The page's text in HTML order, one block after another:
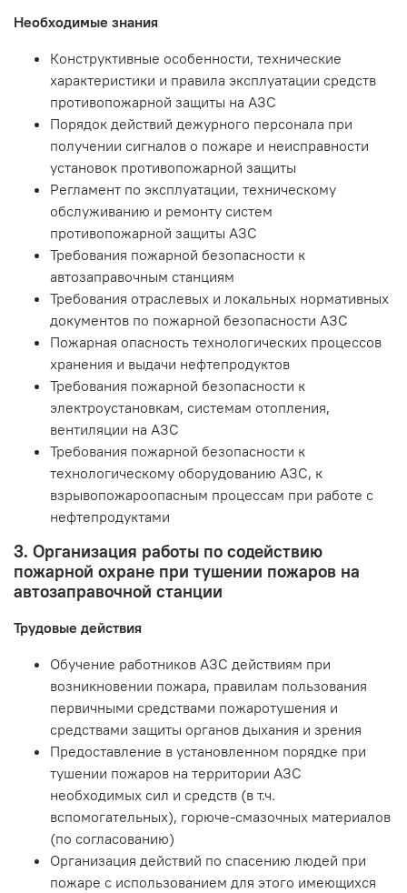
Необходимые знания
Конструктивные особенности, технические
характеристики и правила эксплуатации средств
противопожарной защиты на АЗС
Порядок действий дежурного персонала при
получении сигналов о пожаре и неисправности
установок противопожарной защиты
Регламент по эксплуатации, техническому
обслуживанию и ремонту систем
противопожарной защиты АЗС
Требования пожарной безопасности к
автозаправочным станциям
Требования отраслевых и локальных нормативных
документов по пожарной безопасности АЗС
Пожарная опасность технологических процессов
хранения и выдачи нефтепродуктов
Требования пожарной безопасности к
электроустановкам, системам отопления,
вентиляции на АЗС
Требования пожарной безопасности к
технологическому оборудованию АЗС, к
взрывопожароопасным процессам при работе с
нефтепродуктами
3. Организация работы по содействию
пожарной охране при тушении пожаров на
автозаправочной станции
Трудовые действия
Обучение работников АЗС действиям при
возникновении пожара, правилам пользования
первичными средствами пожаротушения и
средствами защиты органов дыхания и зрения
Предоставление в установленном порядке при
тушении пожаров на территории АЗС
необходимых сил и средств (в т.ч.
вспомогательных), горюче-смазочных материалов
(по согласованию)
Организация действий по спасению людей при
пожаре с использованием для этого имеющихся